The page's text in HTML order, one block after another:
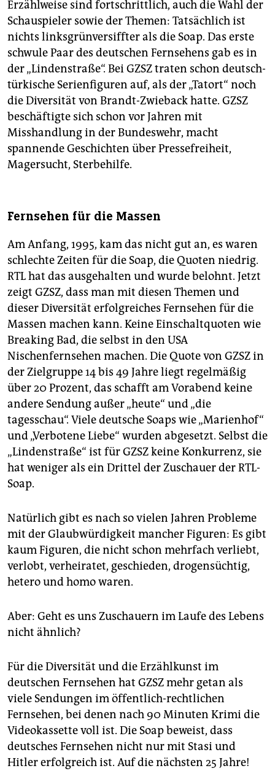
Erzählweise sind fortschrittlich, auch die Wahl der
Schauspieler sowie der Themen: Tatsächlich ist
nichts linksgrünversiffter als die Soap. Das erste
schwule Paar des deutschen Fernsehens gab es in
der „Lindenstraße“. Bei GZSZ traten schon deutsch-
türkische Serienfiguren auf, als der „Tatort“ noch
die Diversität von Brandt-Zwieback hatte. GZSZ
beschäftigte sich schon vor Jahren mit
Misshandlung in der Bundeswehr, macht
spannende Geschichten über Pressefreiheit,
Magersucht, Sterbehilfe.
Fernsehen für die Massen
Am Anfang, 1995, kam das nicht gut an, es waren
schlechte Zeiten für die Soap, die Quoten niedrig.
RTL hat das ausgehalten und wurde belohnt. Jetzt
zeigt GZSZ, dass man mit diesen Themen und
dieser Diversität erfolgreiches Fernsehen für die
Massen machen kann. Keine Einschaltquoten wie
Breaking Bad, die selbst in den USA
Nischenfernsehen machen. Die Quote von GZSZ in
der Zielgruppe 14 bis 49 Jahre liegt regelmäßig
über 20 Prozent, das schafft am Vorabend keine
andere Sendung außer „heute“ und „die
tagesschau“. Viele deutsche Soaps wie „Marienhof“
und „Verbotene Liebe“ wurden abgesetzt. Selbst die
„Lindenstraße“ ist für GZSZ keine Konkurrenz, sie
hat weniger als ein Drittel der Zuschauer der RTL-
Soap.
Natürlich gibt es nach so vielen Jahren Probleme
mit der Glaubwürdigkeit mancher Figuren: Es gibt
kaum Figuren, die nicht schon mehrfach verliebt,
verlobt, verheiratet, geschieden, drogensüchtig,
hetero und homo waren.
Aber: Geht es uns Zuschauern im Laufe des Lebens
nicht ähnlich?
Für die Diversität und die Erzählkunst im
deutschen Fernsehen hat GZSZ mehr getan als
viele Sendungen im öffentlich-rechtlichen
Fernsehen, bei denen nach 90 Minuten Krimi die
Videokassette voll ist. Die Soap beweist, dass
deutsches Fernsehen nicht nur mit Stasi und
Hitler erfolgreich ist. Auf die nächsten 25 Jahre!